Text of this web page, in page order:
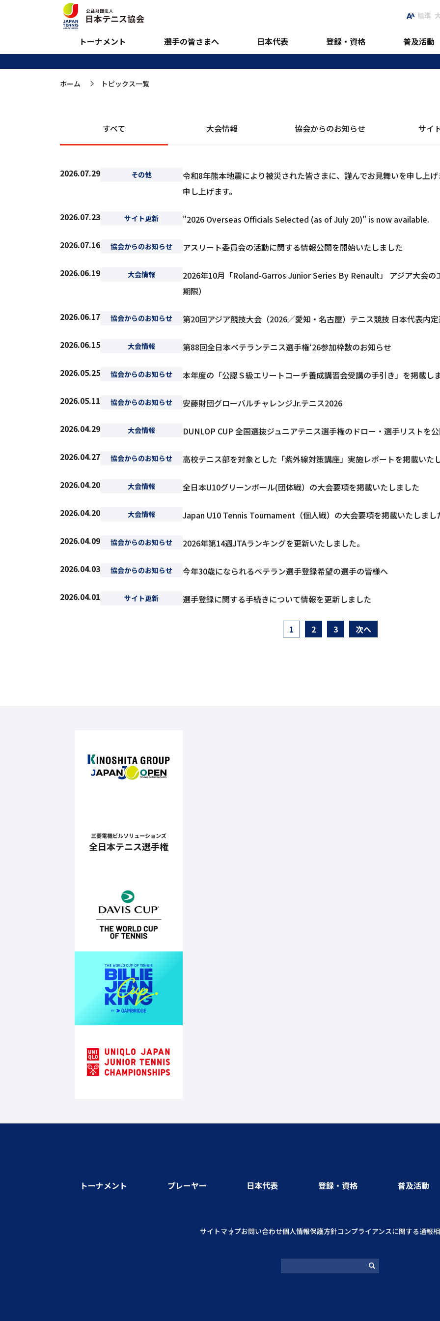
標準
トーナメント 選手の皆さまへ 日本代表 登録・資格 普及活動
トピックス一覧
ホーム >
トピックス一覧
すべて 大会情報 協会からのお知らせ サイ
2026.07.29 その他
令和8年熊本地震により被災された皆さまに、謹んでお見舞いを申し上
申し上げます。
2026.07.23 サイト更新 "2026 Overseas Officials Selected (as of July 20)" is now available.
2026.07.16 協会からのお知らせ アスリート委員会の活動に関する情報公開を開始いたしました
2026.06.19 大会情報
2026年10月「Roland-Garros Junior Series By Renault」 アジア大会の
期限）
2026.06.17 協会からのお知らせ 第20回アジア競技大会（2026／愛知・名古屋）テニス競技 日本代表内
2026.06.15 大会情報 第88回全日本ベテランテニス選手権ʻ26参加枠数のお知らせ
2026.05.25 協会からのお知らせ 本年度の「公認Ｓ級エリートコーチ養成講習会受講の手引き」を掲載し
2026.05.11 協会からのお知らせ 安藤財団グローバルチャレンジJr.テニス2026
2026.04.29 大会情報 DUNLOP CUP 全国選抜ジュニアテニス選手権のドロー・選手リストを公
2026.04.27 協会からのお知らせ 高校テニス部を対象とした「紫外線対策講座」実施レポートを掲載いた
2026.04.20 大会情報 全日本U10グリーンボール(団体戦）の大会要項を掲載いたしました
2026.04.20 大会情報 Japan U10 Tennis Tournament（個人戦）の大会要項を掲載いたしまし
2026.04.09 協会からのお知らせ 2026年第14週JTAランキングを更新いたしました。
2026.04.03 協会からのお知らせ 今年30歳になられるベテラン選手登録希望の選手の皆様へ
2026.04.01 サイト更新 選手登録に関する手続きについて情報を更新しました
1 2 3 次へ
トーナメント プレーヤー 日本代表 登録・資格 普及活動
サイトマップお問い合わせ個人情報保護方針コンプライアンスに関する通報